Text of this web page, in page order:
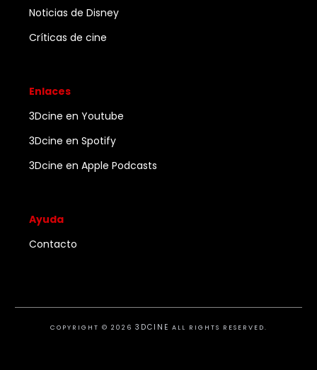
Noticias de Disney
Críticas de cine
Enlaces
3Dcine en Youtube
3Dcine en Spotify
3Dcine en Apple Podcasts
Ayuda
Contacto
COPYRIGHT © 2026 3DCINE ALL RIGHTS RESERVED.